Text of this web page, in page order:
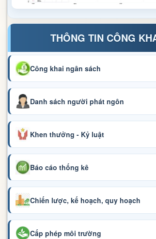
THÔNG TIN CÔNG
Công khai ngân sách
Danh sách người phát ngôn
Khen thưởng - Kỷ luật
Báo cáo thống kê
Chiến lược, kế hoạch, quy hoạch
Cấp phép môi trường